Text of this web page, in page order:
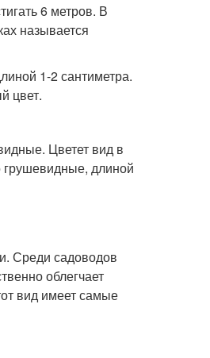
6 метров. В
называется
1-2 сантиметра.
цвет.
Цветет вид в
длиной
Среди садоводов
облегчает
вид имеет самые